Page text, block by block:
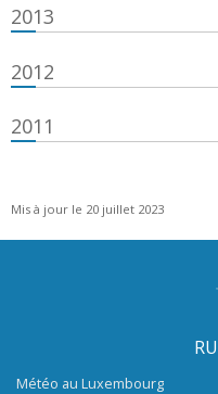
2013
2012
2011
Mis à jour le 20 juillet 2023
Météo au Luxembourg